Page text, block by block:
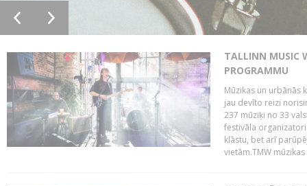
TALLINN MUSIC
PROGRAMMU
Mūzikas un urbānās
jau devīto reizi
237 mūziķi no 33
festivāla
klāstu, bet arī
vietām.TMW